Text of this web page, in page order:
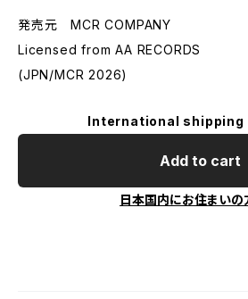
発売元 MCR COMPANY
Licensed from AA RECORDS
(JPN/MCR 2026)
International shipping
Add to cart
日本国内にお住まいの